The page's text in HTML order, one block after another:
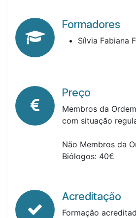
Formadores
Sílvia Fabiana
Preço
Membros da
com situação
Não Membros da
Biólogos: 40€
Acreditação
Formação